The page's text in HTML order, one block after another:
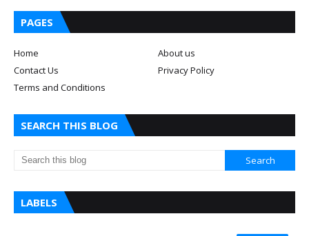
PAGES
Home
About us
Contact Us
Privacy Policy
Terms and Conditions
SEARCH THIS BLOG
LABELS